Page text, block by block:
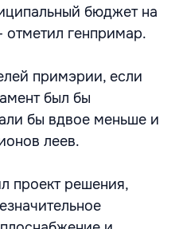
бюджет на
генпримар.
примэрии, если
был бы
бы вдвое меньше и
леев.
проект решения,